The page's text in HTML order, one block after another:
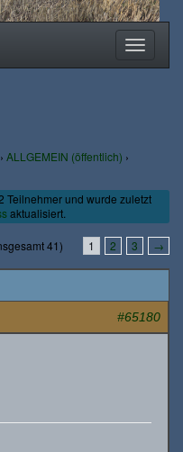
Toggle
› ALLGEMEIN (öffentlich) ›
Teilnehmer und wurde zuletzt
aktualisiert.
41) 1 2 3 →
#65180